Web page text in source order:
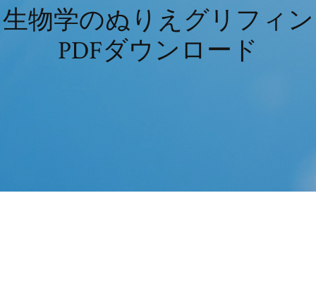
生物学のぬりえグリフィン
PDFダウンロード